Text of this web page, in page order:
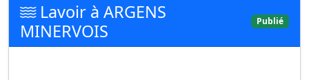
Lavoir à ARGENS
MINERVOIS
Publié